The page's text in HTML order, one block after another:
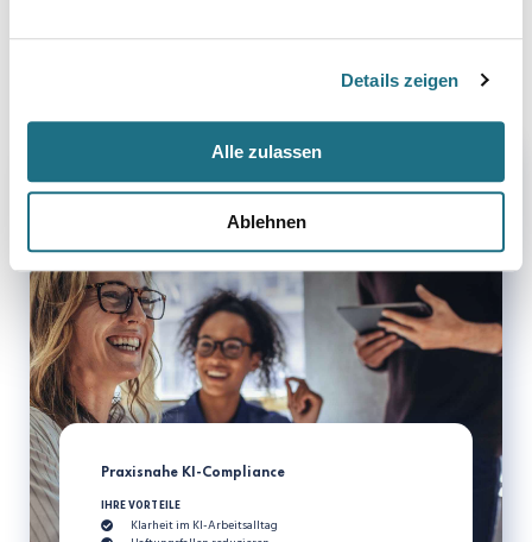
Details zeigen
Alle zulassen
Ablehnen
Schulungspflicht erfüllen
Praxisnahe KI-Compliance
IHRE VORTEILE
Klarheit im KI-Arbeitsalltag